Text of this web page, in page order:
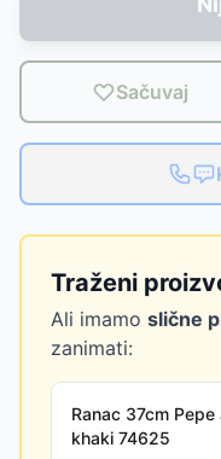
Sačuvaj
Traženi
Ali imamo slične
zanimati:
Ranac 37cm
khaki 74625